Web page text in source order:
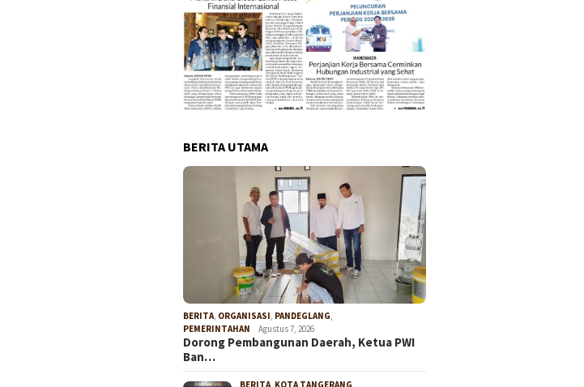
BERITA UTAMA
BERITA, ORGANISASI, PANDEGLANG,
PEMERINTAHAN
Agustus 7, 2026
Dorong Pembangunan Daerah, Ketua PWI
Ban…